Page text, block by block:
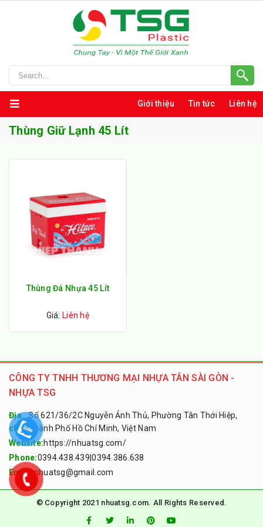
Giới thiệu Tin tức Liên hệ
Thùng Giữ Lạnh 45 Lít
Thùng Đá Nhựa 45 Lít
Giá: Liên hệ
CÔNG TY TNHH THƯƠNG MẠI NHỰA TÂN SÀI GÒN -
NHỰA TSG
Địa
chỉ:
Số 621/36/2C Nguyễn Ảnh Thủ, Phường Tân Thới Hiệp,
Thành Phố Hồ Chí Minh, Việt Nam
Website:https://nhuatsg.com/
Phone:0394.438.439 |0394.386.638
Email:nhuatsg@gmail.com
© Copyright 2021 nhuatsg.com. All Rights Reserved.